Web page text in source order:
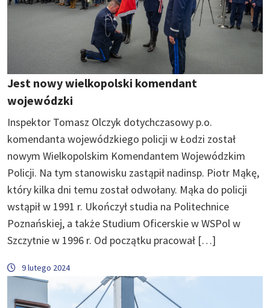
Jest nowy wielkopolski komendant
wojewódzki
Inspektor Tomasz Olczyk dotychczasowy p.o.
komendanta wojewódzkiego policji w Łodzi został
nowym Wielkopolskim Komendantem Wojewódzkim
Policji. Na tym stanowisku zastąpił nadinsp. Piotr Mąkę,
który kilka dni temu został odwołany. Mąka do policji
wstąpił w 1991 r. Ukończył studia na Politechnice
Poznańskiej, a także Studium Oficerskie w WSPol w
Szczytnie w 1996 r. Od początku pracował […]
9 lutego 2024